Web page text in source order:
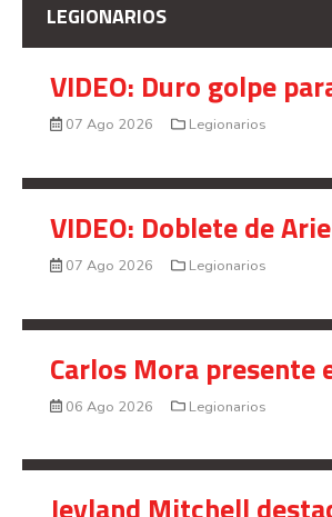
LEGIONARIOS
VIDEO: Duro golpe
07 Ago 2026 Legionarios
VIDEO: Doblete de
07 Ago 2026 Legionarios
Carlos Mora presente
06 Ago 2026 Legionarios